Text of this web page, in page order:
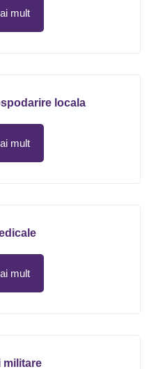
mult
locala
mult
mult
militare